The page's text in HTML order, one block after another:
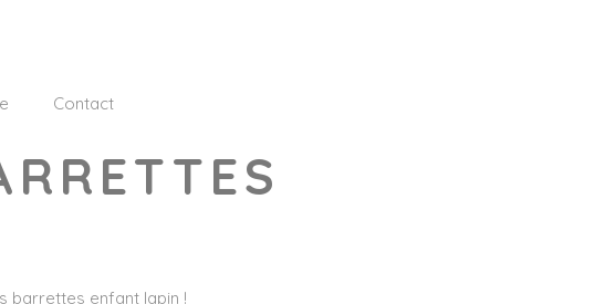
Contact
barrettes enfant lapin !